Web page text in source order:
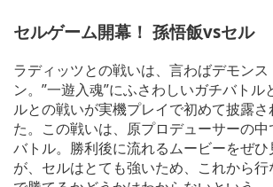
セルゲーム開幕！ 孫悟飯vsセル
ラディッツとの戦いは、言わばデモンス
ン。”一遊入魂”にふさわしいガチバトル
ルとの戦いが実機プレイで初めて披露
た。この戦いは、原プロデューサーの
バトル。勝利後に流れるムービーをぜ
が、セルはとても強いため、これから